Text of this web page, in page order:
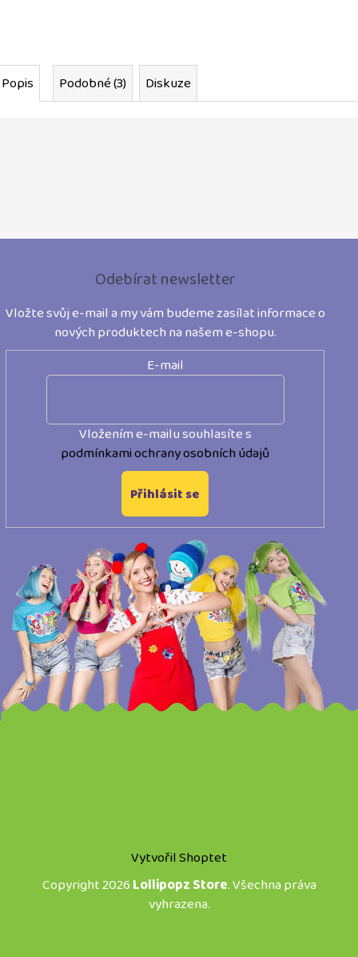
Popis Podobné (3) Diskuze
Z
p
t
Odebírat newsletter
Vložte svůj e-mail a my vám budeme zasílat informace o
nových produktech na našem e-shopu.
E-mail
Vložením e-mailu souhlasíte s
podmínkami ochrany osobních údajů
Přihlásit se
Vytvořil Shoptet
Copyright 2026 Lollipopz Store. Všechna práva
vyhrazena.